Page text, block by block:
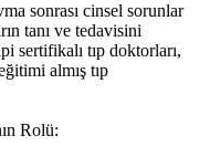
sonrası cinsel sorunlar
tanı ve tedavisini
sertifikalı tıp doktorları,
almış tıp
Rolü: